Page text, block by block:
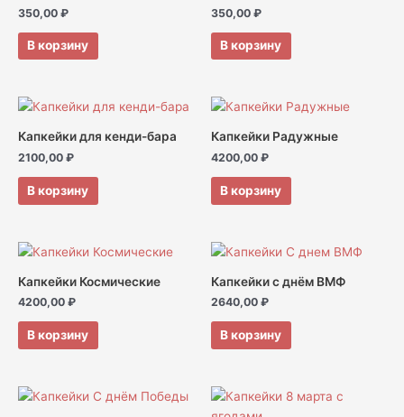
350,00 ₽
В корзину
350,00 ₽
В корзину
Капкейки для кенди-бара
2100,00 ₽
В корзину
Капкейки Радужные
4200,00 ₽
В корзину
Капкейки Космические
4200,00 ₽
В корзину
Капкейки с днём ВМФ
2640,00 ₽
В корзину